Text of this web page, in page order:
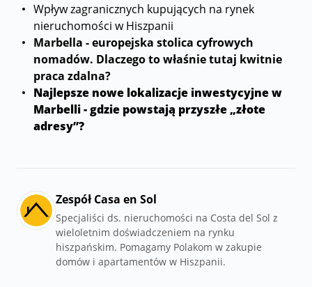
Wpływ zagranicznych kupujących na rynek
nieruchomości w Hiszpanii
Marbella - europejska stolica cyfrowych
nomadów. Dlaczego to właśnie tutaj kwitnie
praca zdalna?
Najlepsze nowe lokalizacje inwestycyjne w
Marbelli - gdzie powstają przyszłe „złote
adresy”?
Zespół Casa en Sol
Specjaliści ds. nieruchomości na Costa del Sol z
wieloletnim doświadczeniem na rynku
hiszpańskim. Pomagamy Polakom w zakupie
domów i apartamentów w Hiszpanii.